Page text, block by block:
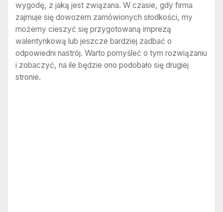
wygodę, z jaką jest związana. W czasie, gdy firma
zajmuje się dowozem zamówionych słodkości, my
możemy cieszyć się przygotowaną imprezą
walentynkową lub jeszcze bardziej zadbać o
odpowiedni nastrój. Warto pomyśleć o tym rozwiązaniu
i zobaczyć, na ile będzie ono podobało się drugiej
stronie.